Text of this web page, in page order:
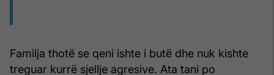
Familja thotë se qeni ishte i butë dhe nuk kishte
treguar kurrë sjellje agresive. Ata tani po